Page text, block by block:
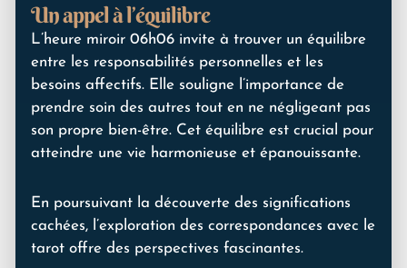
Un appel à l’équilibre
L’heure miroir 06h06 invite à trouver un équilibre
entre les responsabilités personnelles et les
besoins affectifs. Elle souligne l’importance de
prendre soin des autres tout en ne négligeant pas
son propre bien-être. Cet équilibre est crucial pour
atteindre une vie harmonieuse et épanouissante.
En poursuivant la découverte des significations
cachées, l’exploration des correspondances avec le
tarot offre des perspectives fascinantes.